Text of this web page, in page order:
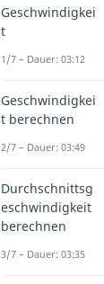
Strecke
bestimmten
Geschwindigkei
t
1/7 – Dauer: 03:12
Geschwindigkei
t berechnen
2/7 – Dauer: 03:49
Durchschnittsg
eschwindigkeit
berechnen
3/7 – Dauer: 03:35